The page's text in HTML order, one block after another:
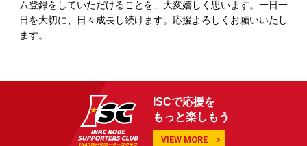
ム登録をしていただけることを、大変嬉しく思います。一日一
日を大切に、日々成長し続けます。応援よろしくお願いいたし
ます。
ISCで応援を
もっと楽しもう
VIEW MORE